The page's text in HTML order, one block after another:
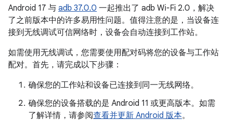
Android 17 与 adb 37.0.0 一起推出了 adb Wi-Fi 2.0，解决
了之前版本中的许多易用性问题。值得注意的是，当设备连
接到无线调试可信网络时，设备会自动连接到工作站。
如需使用无线调试，您需要使用配对码将您的设备与工作站
配对。首先，请完成以下步骤：
确保您的工作站和设备已连接到同一无线网络。
确保您的设备搭载的是 Android 11 或更高版本。如需
了解详情，请参阅查看并更新 Android 版本。